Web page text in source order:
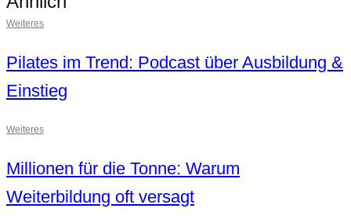
Weiteres
Pilates im Trend: Podcast über Ausbildung &
Einstieg
Weiteres
Millionen für die Tonne: Warum
Weiterbildung oft versagt